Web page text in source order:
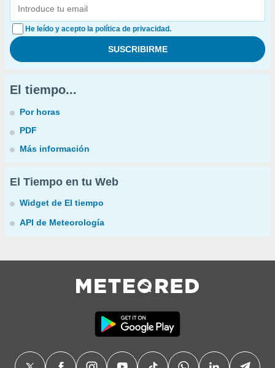
He leído y acepto la política de privacidad.
El tiempo...
Por horas
PDF
Más información
El Tiempo en tu Web
Widget de El tiempo
API de Meteorología